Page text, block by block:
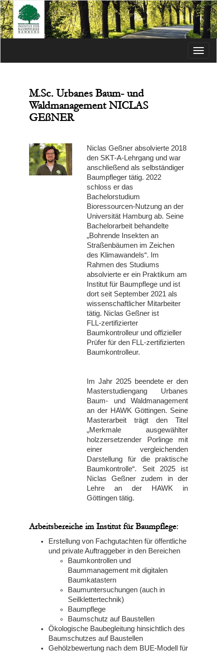
Menü
M.Sc. Urbanes Baum- und
Waldmanagement NICLAS
GEßNER
Niclas Geßner absolvierte 2018
den SKT‑A‑Lehrgang und war
anschließend als selbständiger
Baumpfleger tätig. 2022
schloss er das
Bachelorstudium
Bioressourcen‑Nutzung an der
Universität Hamburg ab. Seine
Bachelorarbeit behandelte
„Bohrende Insekten an
Straßenbäumen im Zeichen
des Klimawandels“. Im
Rahmen des Studiums
absolvierte er ein Praktikum am
Institut für Baumpflege und ist
dort seit September 2021 als
wissenschaftlicher Mitarbeiter
tätig. Niclas Geßner ist
FLL‑zertifizierter
Baumkontrolleur und offizieller
Prüfer für den FLL‑zertifizierten
Baumkontrolleur.
Im Jahr 2025 beendete er den
Masterstudiengang Urbanes
Baum‑ und Waldmanagement
an der HAWK Göttingen. Seine
Masterarbeit trägt den Titel
„Merkmale ausgewählter
holzzersetzender Porlinge mit
einer vergleichenden
Darstellung für die praktische
Baumkontrolle“. Seit 2025 ist
Niclas Geßner zudem in der
Lehre an der HAWK in
Göttingen tätig.
Arbeitsbereiche im Institut für Baumpflege:
Erstellung von Fachgutachten für öffentliche
und private Auftraggeber in den Bereichen
Baumkontrollen und
Baummanagement mit digitalen
Baumkatastern
Baumuntersuchungen (auch in
Seilklettertechnik)
Baumpflege
Baumschutz auf Baustellen
Ökologische Baubegleitung hinsichtlich des
Baumschutzes auf Baustellen
Gehölzbewertung nach dem BUE-Modell für